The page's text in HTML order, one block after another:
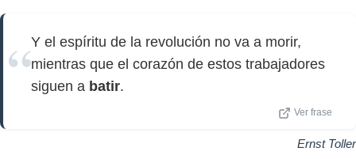
Y el espíritu de la revolución no va a morir,
mientras que el corazón de estos trabajadores
siguen a batir.
Ver frase
Ernst Toller